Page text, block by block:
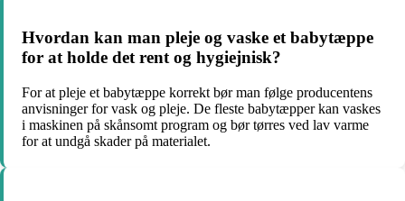
Hvordan kan man pleje og vaske et babytæppe
for at holde det rent og hygiejnisk?
For at pleje et babytæppe korrekt bør man følge producentens
anvisninger for vask og pleje. De fleste babytæpper kan vaskes
i maskinen på skånsomt program og bør tørres ved lav varme
for at undgå skader på materialet.